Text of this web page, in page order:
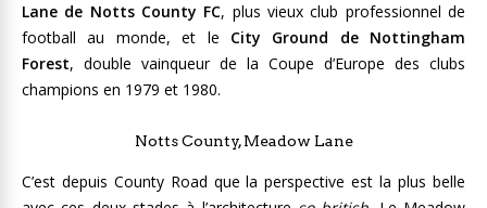
Lane de Notts County FC, plus vieux club professionnel de
football au monde, et le City Ground de Nottingham
Forest, double vainqueur de la Coupe d’Europe des clubs
champions en 1979 et 1980.
Notts County, Meadow Lane
C’est depuis County Road que la perspective est la plus belle